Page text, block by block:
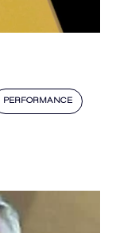
PERFORMANCE